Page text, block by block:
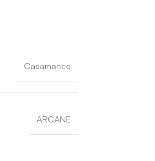
Casamance
ARCANE